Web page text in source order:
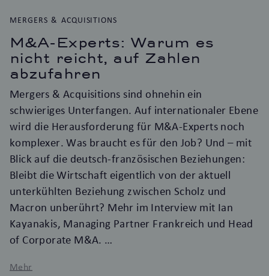
MERGERS & ACQUISITIONS
M&A-Experts: Warum es
nicht reicht, auf Zahlen
abzufahren
Mergers & Acquisitions sind ohnehin ein
schwieriges Unterfangen. Auf internationaler Ebene
wird die Herausforderung für M&A-Experts noch
komplexer. Was braucht es für den Job? Und – mit
Blick auf die deutsch-französischen Beziehungen:
Bleibt die Wirtschaft eigentlich von der aktuell
unterkühlten Beziehung zwischen Scholz und
Macron unberührt? Mehr im Interview mit Ian
Kayanakis, Managing Partner Frankreich und Head
of Corporate M&A.
Mehr